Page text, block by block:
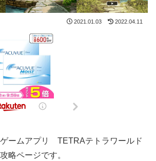
2021.01.03 2022.04.11
ームアプリ TETRAテトラワールド
略ページです。